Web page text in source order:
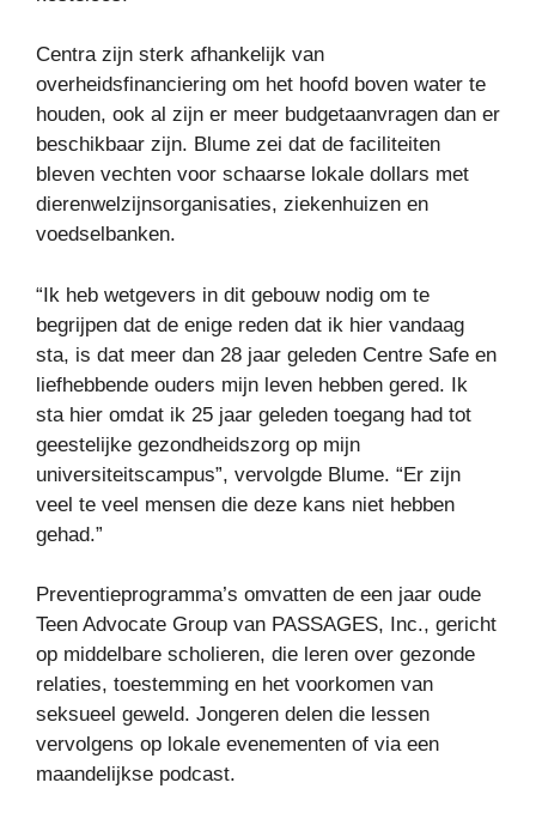
Centra zijn sterk afhankelijk van
overheidsfinanciering om het hoofd boven water te
houden, ook al zijn er meer budgetaanvragen dan er
beschikbaar zijn. Blume zei dat de faciliteiten
bleven vechten voor schaarse lokale dollars met
dierenwelzijnsorganisaties, ziekenhuizen en
voedselbanken.
“Ik heb wetgevers in dit gebouw nodig om te
begrijpen dat de enige reden dat ik hier vandaag
sta, is dat meer dan 28 jaar geleden Centre Safe en
liefhebbende ouders mijn leven hebben gered. Ik
sta hier omdat ik 25 jaar geleden toegang had tot
geestelijke gezondheidszorg op mijn
universiteitscampus”, vervolgde Blume. “Er zijn
veel te veel mensen die deze kans niet hebben
gehad.”
Preventieprogramma’s omvatten de een jaar oude
Teen Advocate Group van PASSAGES, Inc., gericht
op middelbare scholieren, die leren over gezonde
relaties, toestemming en het voorkomen van
seksueel geweld. Jongeren delen die lessen
vervolgens op lokale evenementen of via een
maandelijkse podcast.